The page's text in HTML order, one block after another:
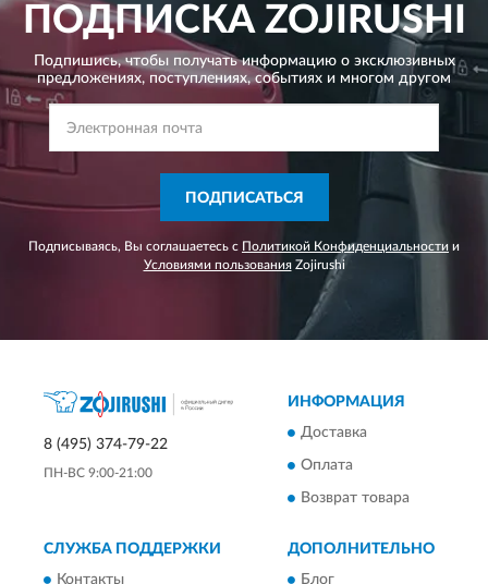
ПОДПИСКАZOJIRUSHI
Подпишись, чтобы получать информацию о эксклюзивных
предложениях, поступлениях, событиях и многом другом
ПОДПИСАТЬСЯ
Подписываясь, Вы соглашаетесь с Политикой Конфиденциальности и
Условиями пользованияZojirushi
8 (495) 374-79-22
ПН-ВС 9:00-21:00
ИНФОРМАЦИЯ
Доставка
Оплата
Возврат товара
СЛУЖБА ПОДДЕРЖКИ
Контакты
ДОПОЛНИТЕЛЬНО
Блог